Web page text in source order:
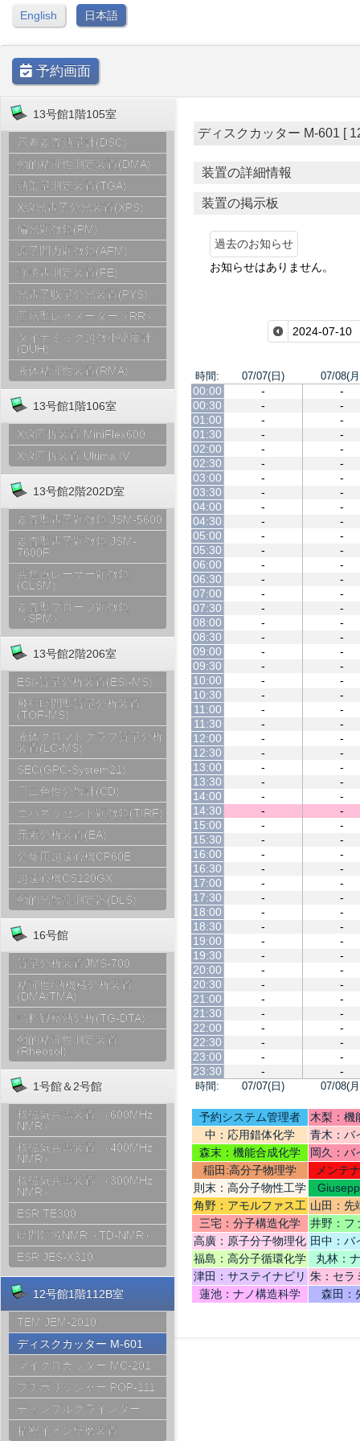
English 日本語
予約画面
13号館1階105室
示差走査熱量計(DSC)
動的粘弾性測定装置(DMA)
熱重量測定装置(TGA)
X線光電子分光装置(XPS)
偏光顕微鏡(PM)
原子間力顕微鏡(AFM)
強誘電測定装置(FE)
光電子収量分光装置(PYS)
回転型レオメーター（RR）
ダイナミック超微小硬度計
(DUH)
液体粘弾性装置(RMA)
13号館1階106室
X線回折装置 MiniFlex600
X線回折装置 Ultima IV
13号館2階202D室
走査型電子顕微鏡 JSM-5600
走査型電子顕微鏡 JSM-
7600F
共焦点レーザー顕微鏡
(CLSM)
走査型プローブ顕微鏡
（SPM）
13号館2階206室
ESI-質量分析装置(ESI-MS)
飛行時間型質量分析装置
(TOF-MS)
液体クロマトグラフ質量分析
装置(LC-MS)
SEC(GPC-System21)
円二色性分散計(CD)
エバネッセント顕微鏡(TIRF)
元素分析装置(EA)
分離用超遠心機CP60E
超遠心機CS120GX
動的光散乱測定器(DLS)
16号館
質量分析装置JMS-700
粘弾性/熱機械分析装置
(DMA/TMA)
試料観察熱分析(TG-DTA)
動的粘弾性測定装置
(Rheosol)
1号館＆2号館
核磁気共鳴装置 （600MHz
NMR）
核磁気共鳴装置 （400MHz
NMR）
核磁気共鳴装置 （300MHz
NMR）
ESR TE300
時間領域NMR（TD-NMR）
ESR JES-X310
12号館1階112B室
TEM JEM-2010
ディスクカッター M-601
マイクロカッター MC-201
プチポリッシャー POP-111
ディンプルグラインダー
精密イオン研磨装置
ディスクカッター M-601 [
装置の詳細情報
装置の掲示板
過去のお知らせ
お知らせはありません。
時間: 07/07(日) 07/08(
時間: 07/07(日) 07/08(
00:00 -
-
00:30
-
-
01:00
-
-
01:30
-
-
02:00
-
-
02:30
-
-
03:00
-
-
03:30
-
-
04:00
-
-
04:30
-
-
05:00
-
-
05:30
-
-
06:00
-
-
06:30
-
-
07:00
-
-
07:30
-
-
08:00
-
-
08:30
-
-
09:00
-
-
09:30
-
-
10:00
-
-
10:30
-
-
11:00
-
-
11:30
-
-
12:00
-
-
12:30
-
-
13:00
-
-
13:30
-
-
14:00
-
-
14:30
-
-
15:00
-
-
15:30
-
-
16:00
-
-
16:30
-
-
17:00
-
-
17:30
-
-
18:00
-
-
18:30
-
-
19:00
-
-
19:30
-
-
20:00
-
-
20:30
-
-
21:00
-
-
21:30
-
-
22:00
-
-
22:30
-
-
23:00
-
-
23:30
- -
予約システム管理者
木梨：機
中：応用錯体化学
青木：バ
テリ
森末：機能合成化学
岡久：バ
稲田:高分子物理学
メンテ
則末：高分子物性工学
角野：アモルファス工
学
山田：先
機
三宅：分子構造化学
井野：フ
高廣：原子分子物理化
学
田中：バ
福島：高分子循環化学
丸林：
津田：サステイナビリ
ティデザイン
朱：セラ
蓮池：ナノ構造科学
森田：